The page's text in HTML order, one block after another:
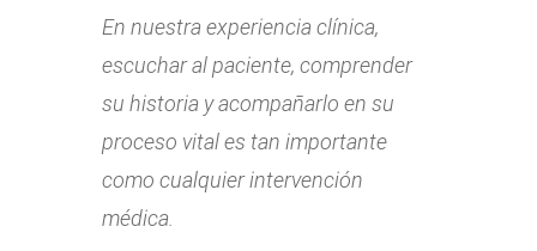
En nuestra experiencia clínica,
escuchar al paciente, comprender
su historia y acompañarlo en su
proceso vital es tan importante
como cualquier intervención
médica.